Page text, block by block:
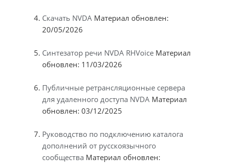
Скачать NVDA Материал обновлен:
20/05/2026
Синтезатор речи NVDA RHVoice Материал
обновлен: 11/03/2026
Публичные ретрансляционные сервера
для удаленного доступа NVDA Материал
обновлен: 03/12/2025
Руководство по подключению каталога
дополнений от русскоязычного
сообщества Материал обновлен: